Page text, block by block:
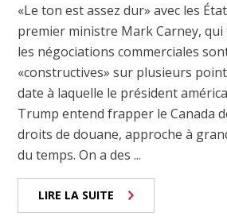
«Le ton est assez dur» avec les
premier ministre Mark Carney,
les négociations commerciales
«constructives» sur plusieurs
date à laquelle le président
Trump entend frapper le Canada
droits de douane, approche à
du temps. On a des ...
LIRE LA SUITE